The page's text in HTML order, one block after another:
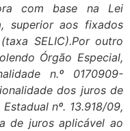
com base na Lei
superior aos fixados
SELIC).Por outro
Órgão Especial,
n.º 0170909-
dos juros de
nº. 13.918/09,
de juros aplicável ao